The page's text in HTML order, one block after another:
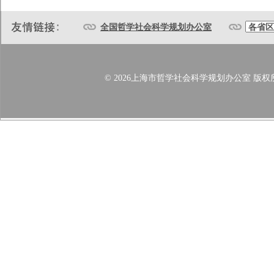
全国哲学社会科学规划办公室
© 2026上海市哲学社会科学规划办公室 版权